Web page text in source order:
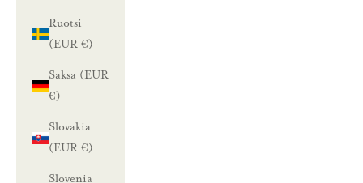
Ruotsi
(EUR €)
Saksa (EUR
€)
Slovakia
(EUR €)
Slovenia